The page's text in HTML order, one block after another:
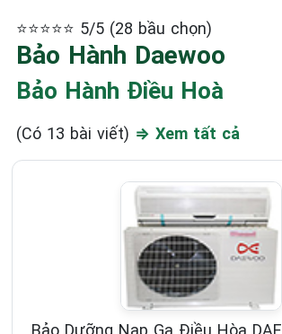
⭐⭐⭐⭐⭐ 5/5 (28 bầu chọn)
Bảo Hành Daewoo
Bảo Hành Điều Hoà
(Có 13 bài viết) ⇒ Xem tất cả